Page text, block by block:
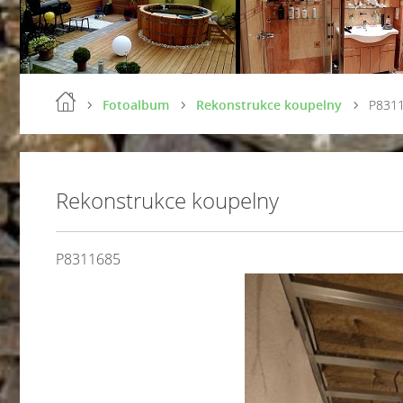
Fotoalbum Rekonstrukce koupelny
Rekonstrukce koupelny
P8311685